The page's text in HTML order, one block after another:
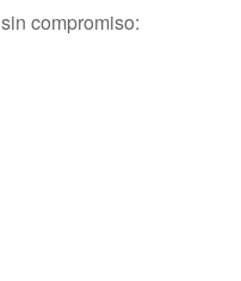
compromiso: